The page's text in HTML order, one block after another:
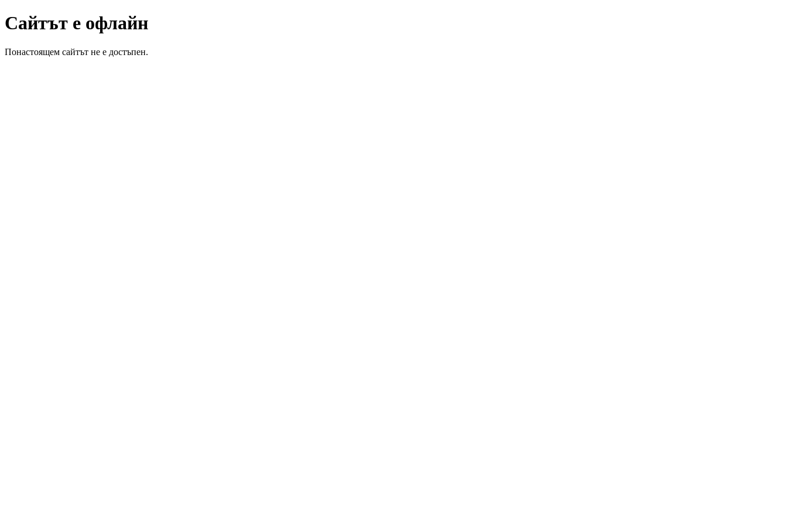
Сайтът е офлайн
Понастоящем сайтът не е достъпен.